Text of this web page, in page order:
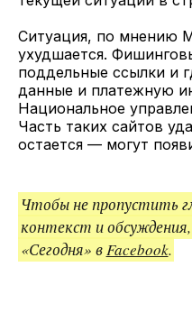
Ситуация, по мнению
ухудшается.
поддельные ссылки и
данные и платежную
Национальное
Часть таких сайтов
остается — могут
Чтобы не пропустить
контекст и
«Сегодня» вFacebook.